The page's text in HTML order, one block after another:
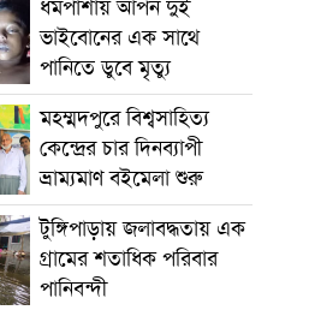
ধর্মপাশায় আপন দুই
ভাইবোনের এক সাথে
পানিতে ডুবে মৃত্যু
মহম্মদপুরে বিশ্বসাহিত্য
কেন্দ্রের চার দিনব্যাপী
ভ্রাম্যমাণ বইমেলা শুরু
টুঙ্গিপাড়ায় জলাবদ্ধতায় এক
গ্রামের শতাধিক পরিবার
পানিবন্দী